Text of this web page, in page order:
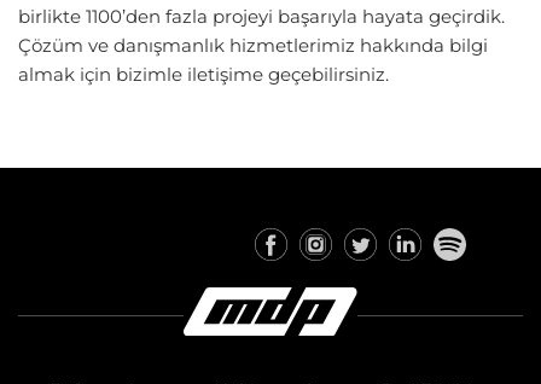
birlikte 1100’den fazla projeyi başarıyla hayata geçirdik.
Çözüm ve danışmanlık hizmetlerimiz hakkında bilgi
almak için bizimle iletişime geçebilirsiniz.